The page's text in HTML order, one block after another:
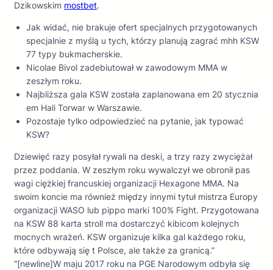
Dzikowskim mostbet.
Jak widać, nie brakuje ofert specjalnych przygotowanych
specjalnie z myślą u tych, którzy planują zagrać mhh KSW
77 typy bukmacherskie.
Nicolae Bivol zadebiutował w zawodowym MMA w
zeszłym roku.
Najbliższa gala KSW została zaplanowana em 20 stycznia
em Hali Torwar w Warszawie.
Pozostaje tylko odpowiedzieć na pytanie, jak typować
KSW?
Dziewięć razy posyłał rywali na deski, a trzy razy zwyciężał
przez poddania. W zeszłym roku wywalczył we obronił pas
wagi ciężkiej francuskiej organizacji Hexagone MMA. Na
swoim koncie ma również między innymi tytuł mistrza Europy
organizacji WASO lub pippo marki 100% Fight. Przygotowana
na KSW 88 karta stroll ma dostarczyć kibicom kolejnych
mocnych wrażeń. KSW organizuje kilka gal każdego roku,
które odbywają się t Polsce, ale także za granicą.”
“[newline]W maju 2017 roku na PGE Narodowym odbyła się